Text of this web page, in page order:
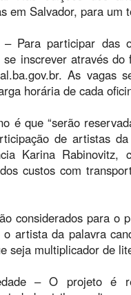
em Salvador, para um
Para participar das
se inscrever através
As vagas
horária de cada
é que “serão
de artistas
Karina Rabinovitz,
custos com
considerados para o
o artista da palavra
seja multiplicador de
– O projeto é